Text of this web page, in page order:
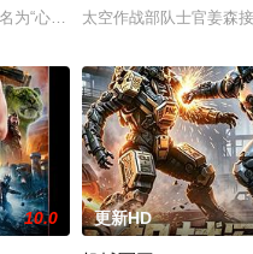
与寻找丈夫死亡真相的客栈老
为“心理病毒”的幽灵在数字世界
太空作战部队士官姜森
10.0 更新HD